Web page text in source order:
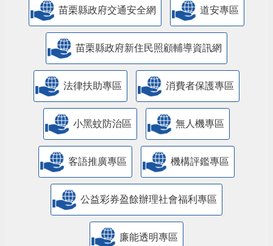
苗栗縣政府交通安全網 道安專區
苗栗縣政府新住民照顧輔導資訊網
法律扶助專區 消費者保護專區
小黑蚊防治區 無人機專區
客語推廣專區 機構評鑑專區
公益彩券盈餘辦理社會福利專區
廉能透明專區